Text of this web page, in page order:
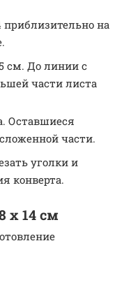
на
см. До линии с
части листа
Оставшиеся
части.
уголки и
конверта.
х 14 см